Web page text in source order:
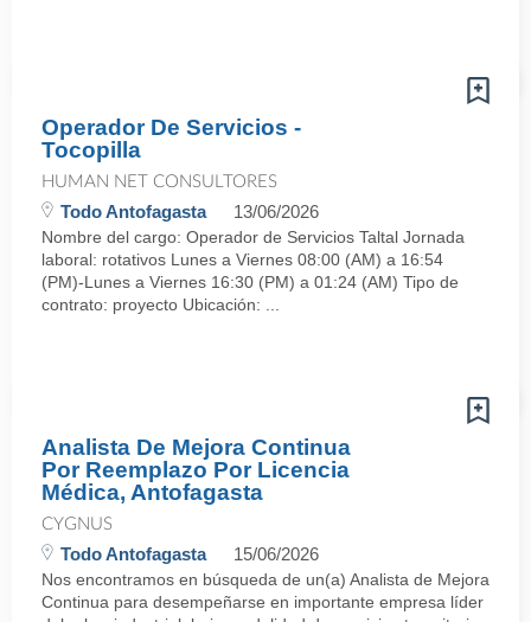
Operador De Servicios -
Tocopilla
HUMAN NET CONSULTORES
Todo Antofagasta 13/06/2026
Nombre del cargo: Operador de Servicios Taltal Jornada
laboral: rotativos Lunes a Viernes 08:00 (AM) a 16:54
(PM)-Lunes a Viernes 16:30 (PM) a 01:24 (AM) Tipo de
contrato: proyecto Ubicación: ...
Analista De Mejora Continua
Por Reemplazo Por Licencia
Médica, Antofagasta
CYGNUS
Todo Antofagasta 15/06/2026
Nos encontramos en búsqueda de un(a) Analista de Mejora
Continua para desempeñarse en importante empresa líder